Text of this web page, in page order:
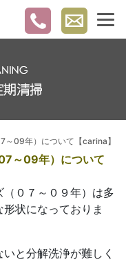
～09年）について【carina】
～09年）について
０７～０９年）は多
状になっておりま
と分解洗浄が難しく